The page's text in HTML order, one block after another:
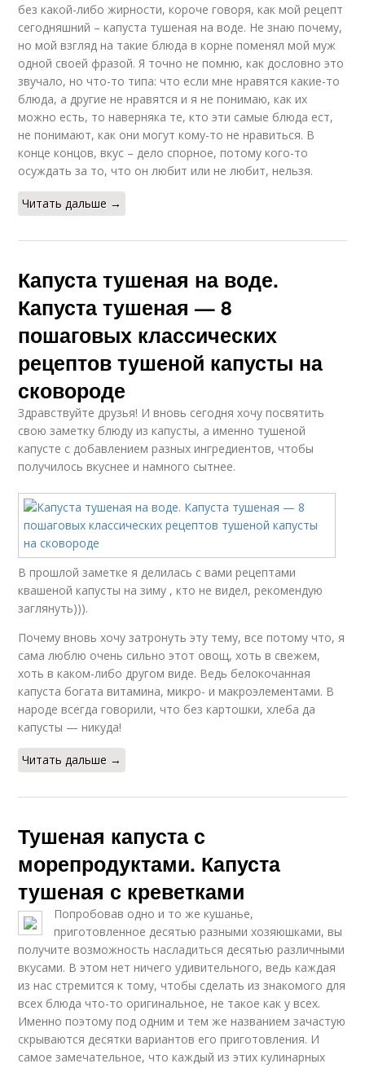
без какой-либо жирности, короче говоря, как мой рецепт
сегодняшний – капуста тушеная на воде. Не знаю почему,
но мой взгляд на такие блюда в корне поменял мой муж
одной своей фразой. Я точно не помню, как дословно это
звучало, но что-то типа: что если мне нравятся какие-то
блюда, а другие не нравятся и я не понимаю, как их
можно есть, то наверняка те, кто эти самые блюда ест,
не понимают, как они могут кому-то не нравиться. В
конце концов, вкус – дело спорное, потому кого-то
осуждать за то, что он любит или не любит, нельзя.
Читать дальше →
Капуста тушеная на воде.
Капуста тушеная — 8
пошаговых классических
рецептов тушеной капусты на
сковороде
Здравствуйте друзья! И вновь сегодня хочу посвятить
свою заметку блюду из капусты, а именно тушеной
капусте с добавлением разных ингредиентов, чтобы
получилось вкуснее и намного сытнее.
В прошлой заметке я делилась с вами рецептами
квашеной капусты на зиму , кто не видел, рекомендую
заглянуть))).
Почему вновь хочу затронуть эту тему, все потому что, я
сама люблю очень сильно этот овощ, хоть в свежем,
хоть в каком-либо другом виде. Ведь белокочанная
капуста богата витамина, микро- и макроэлементами. В
народе всегда говорили, что без картошки, хлеба да
капусты — никуда!
Читать дальше →
Тушеная капуста с
морепродуктами. Капуста
тушеная с креветками
Попробовав одно и то же кушанье,
приготовленное десятью разными хозяюшками, вы
получите возможность насладиться десятью различными
вкусами. В этом нет ничего удивительного, ведь каждая
из нас стремится к тому, чтобы сделать из знакомого для
всех блюда что-то оригинальное, не такое как у всех.
Именно поэтому под одним и тем же названием зачастую
скрываются десятки вариантов его приготовления. И
самое замечательное, что каждый из этих кулинарных